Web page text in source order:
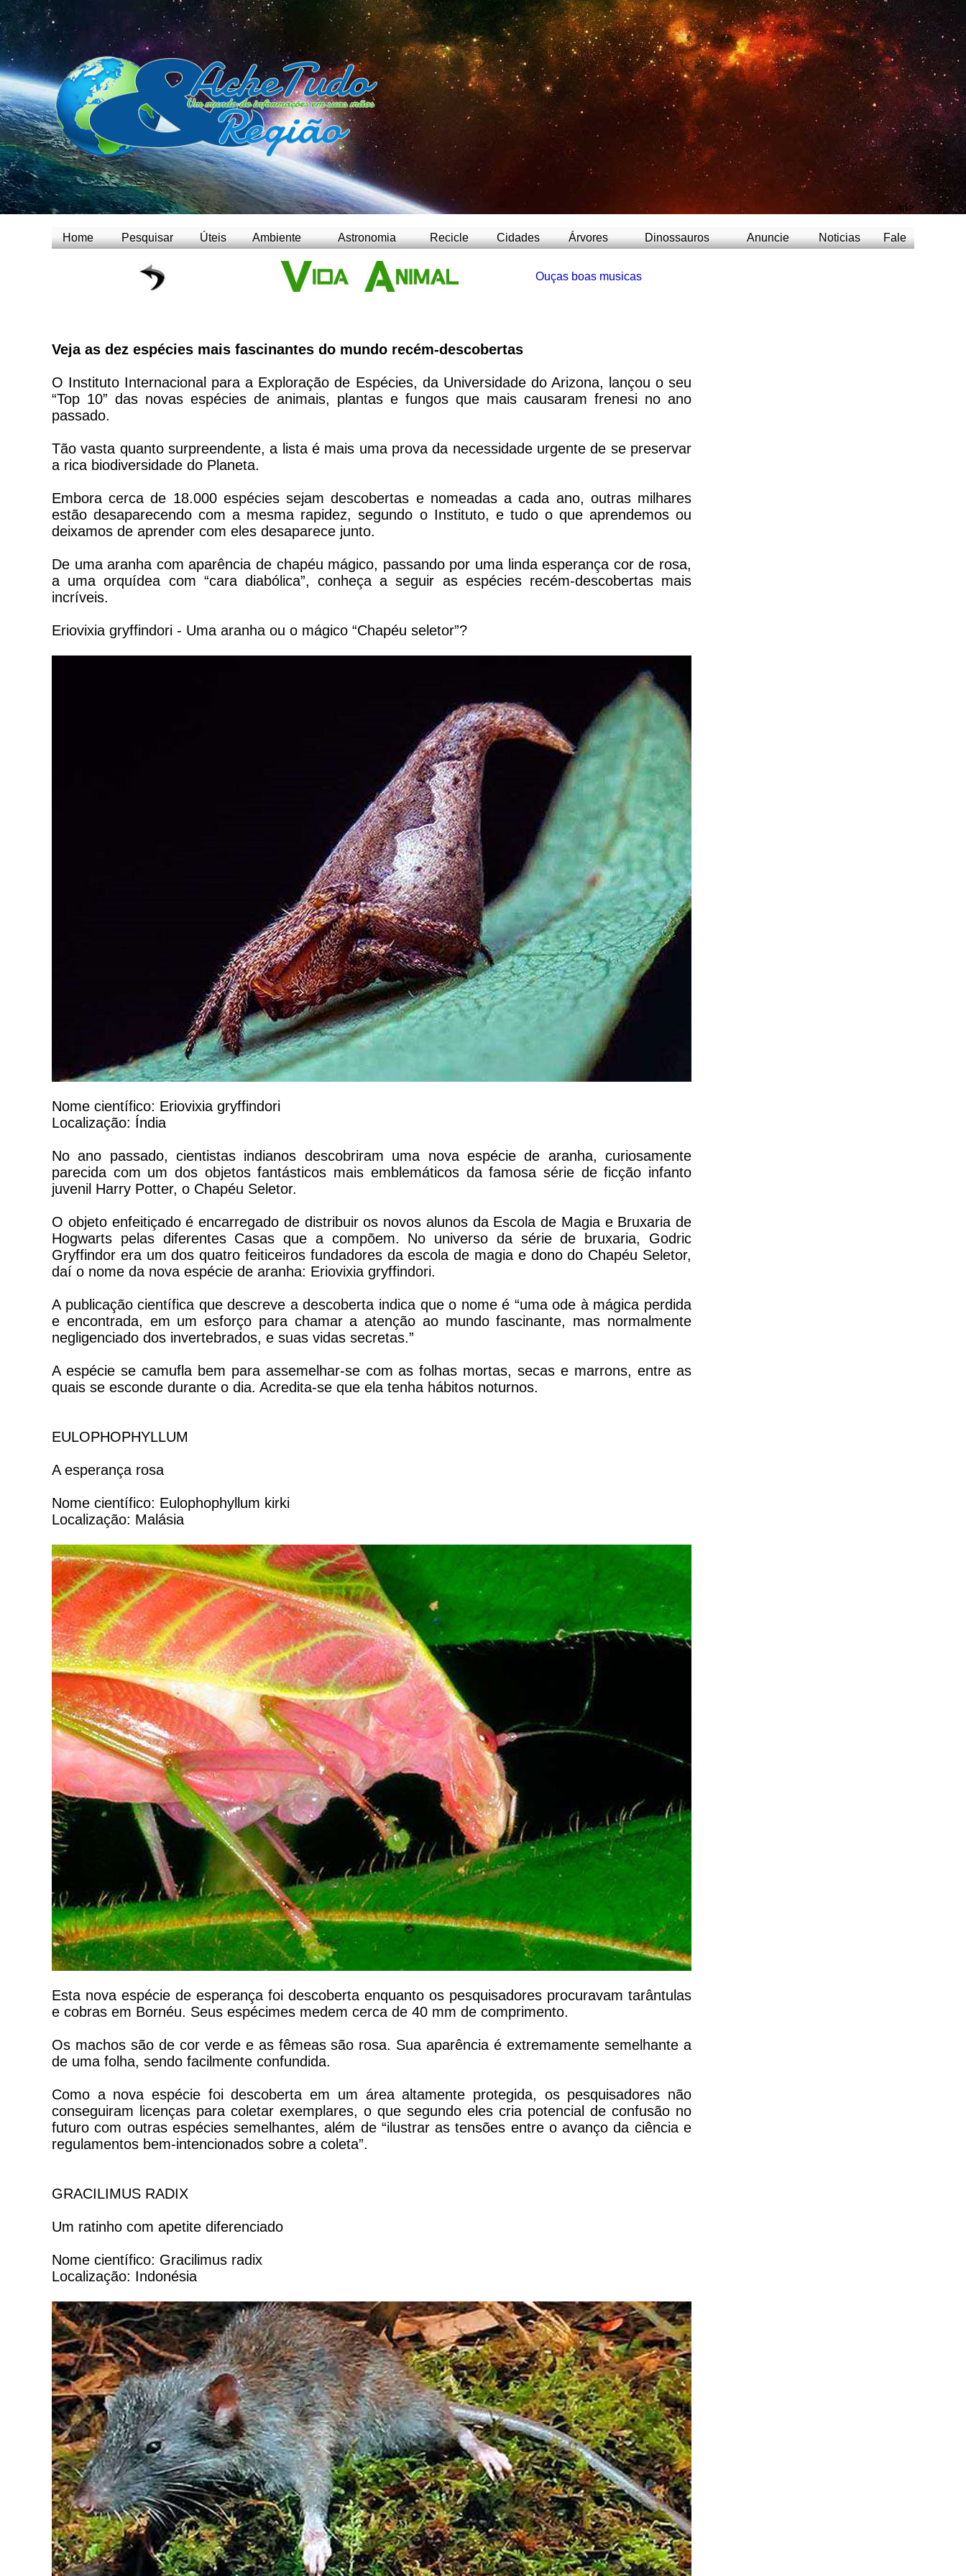
/td>
Home
Pesquisar Úteis Ambiente Astronomia Recicle Cidades Árvores Dinossauros Anuncie Noticias Fale
Ouças boas musicas
Veja as dez espécies mais fascinantes do mundo recém-descobertas
O Instituto Internacional para a Exploração de Espécies, da Universidade do Arizona, lançou o seu
“Top 10” das novas espécies de animais, plantas e fungos que mais causaram frenesi no ano
passado.
Tão vasta quanto surpreendente, a lista é mais uma prova da necessidade urgente de se preservar
a rica biodiversidade do Planeta.
Embora cerca de 18.000 espécies sejam descobertas e nomeadas a cada ano, outras milhares
estão desaparecendo com a mesma rapidez, segundo o Instituto, e tudo o que aprendemos ou
deixamos de aprender com eles desaparece junto.
De uma aranha com aparência de chapéu mágico, passando por uma linda esperança cor de rosa,
a uma orquídea com “cara diabólica”, conheça a seguir as espécies recém-descobertas mais
incríveis.
Eriovixia gryffindori - Uma aranha ou o mágico “Chapéu seletor”?
Nome científico: Eriovixia gryffindori
Localização: Índia
No ano passado, cientistas indianos descobriram uma nova espécie de aranha, curiosamente
parecida com um dos objetos fantásticos mais emblemáticos da famosa série de ficção infanto
juvenil Harry Potter, o Chapéu Seletor.
O objeto enfeitiçado é encarregado de distribuir os novos alunos da Escola de Magia e Bruxaria de
Hogwarts pelas diferentes Casas que a compõem. No universo da série de bruxaria, Godric
Gryffindor era um dos quatro feiticeiros fundadores da escola de magia e dono do Chapéu Seletor,
daí o nome da nova espécie de aranha: Eriovixia gryffindori.
A publicação científica que descreve a descoberta indica que o nome é “uma ode à mágica perdida
e encontrada, em um esforço para chamar a atenção ao mundo fascinante, mas normalmente
negligenciado dos invertebrados, e suas vidas secretas.”
A espécie se camufla bem para assemelhar-se com as folhas mortas, secas e marrons, entre as
quais se esconde durante o dia. Acredita-se que ela tenha hábitos noturnos.
EULOPHOPHYLLUM
A esperança rosa
Nome científico: Eulophophyllum kirki
Localização: Malásia
Esta nova espécie de esperança foi descoberta enquanto os pesquisadores procuravam tarântulas
e cobras em Bornéu. Seus espécimes medem cerca de 40 mm de comprimento.
Os machos são de cor verde e as fêmeas são rosa. Sua aparência é extremamente semelhante a
de uma folha, sendo facilmente confundida.
Como a nova espécie foi descoberta em um área altamente protegida, os pesquisadores não
conseguiram licenças para coletar exemplares, o que segundo eles cria potencial de confusão no
futuro com outras espécies semelhantes, além de “ilustrar as tensões entre o avanço da ciência e
regulamentos bem-intencionados sobre a coleta”.
GRACILIMUS RADIX
Um ratinho com apetite diferenciado
Nome científico: Gracilimus radix
Localização: Indonésia